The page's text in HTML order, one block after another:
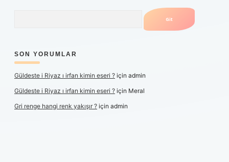
SON YORUMLAR
Güldeste i Riyaz ı irfan kimin eseri ? için admin
Güldeste i Riyaz ı irfan kimin eseri ? için Meral
Gri renge hangi renk yakışır ? için admin